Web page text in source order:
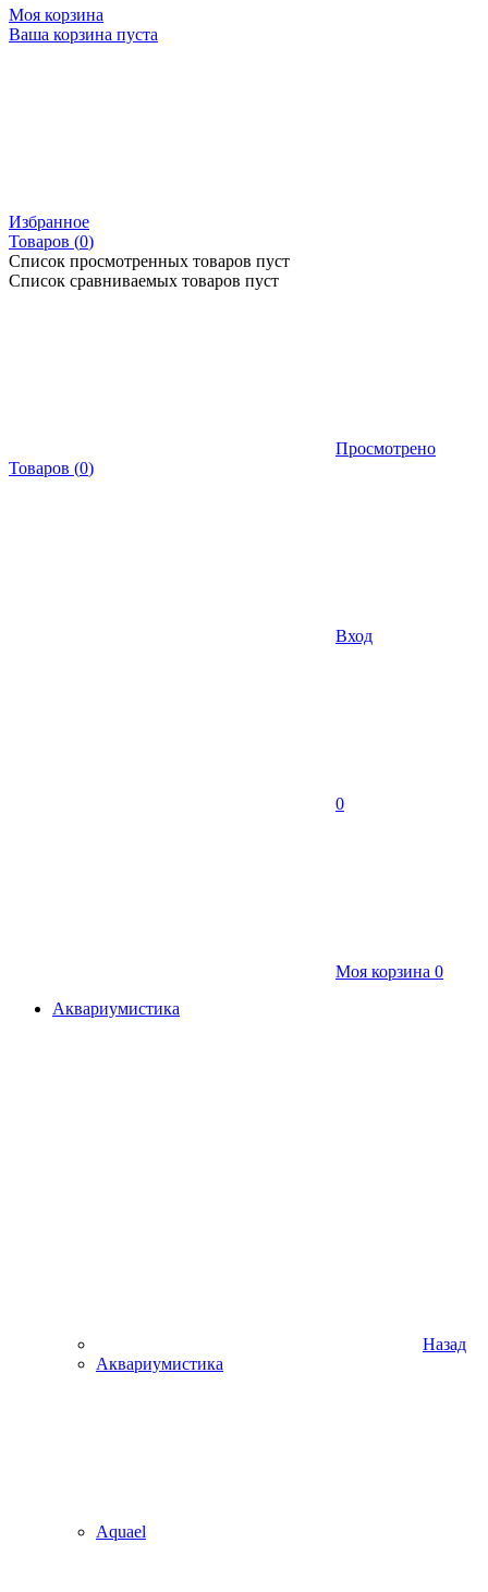
Моя корзина
Ваша корзина пуста
Избранное
Товаров (0)
Список просмотренных товаров пуст
Список сравниваемых товаров пуст
Просмотрено
Товаров (0)
Вход
0
Моя корзина 0
Аквариумистика
Назад
Аквариумистика
Aquael